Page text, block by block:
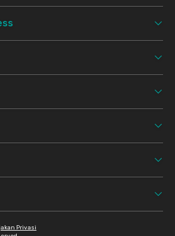
Privasi